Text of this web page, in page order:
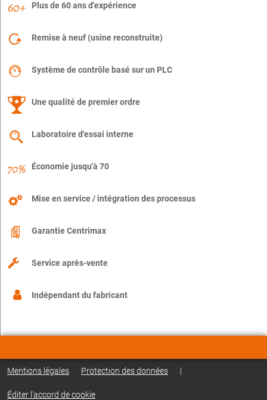
Plus de 60 ans d'expérience
Remise à neuf (usine reconstruite)
Système de contrôle basé sur un PLC
Une qualité de premier ordre
Laboratoire d'essai interne
Économie jusqu'à 70
Mise en service / intégration des processus
Garantie Centrimax
Service après-vente
Indépendant du fabricant
Mentions légales Protection des données |
Éditer l'accord de cookie